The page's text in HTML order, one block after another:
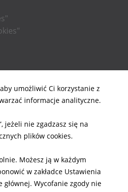
umożliwić Ci korzystanie z
informacje analityczne.
jeżeli nie zgadzasz się na
plików cookies.
Możesz ją w każdym
w zakładce Ustawienia
Wycofanie zgody nie